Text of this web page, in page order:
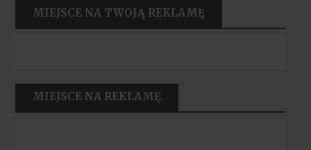
MIEJSCE NA TWOJĄ REKLAMĘ
MIEJSCE NA REKLAMĘ